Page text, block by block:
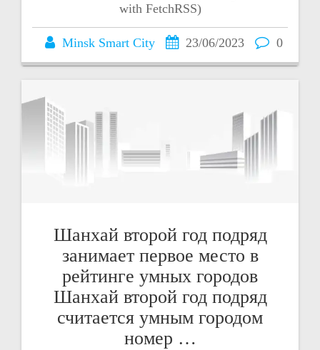
with FetchRSS)
Minsk Smart City 23/06/2023 0
Шанхай второй год подряд
занимает первое место в
рейтинге умных городов
Шанхай второй год подряд
считается умным городом
номер …